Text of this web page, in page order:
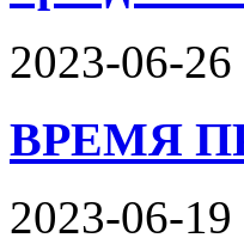
2023-06-26
ВРЕМЯ
2023-06-